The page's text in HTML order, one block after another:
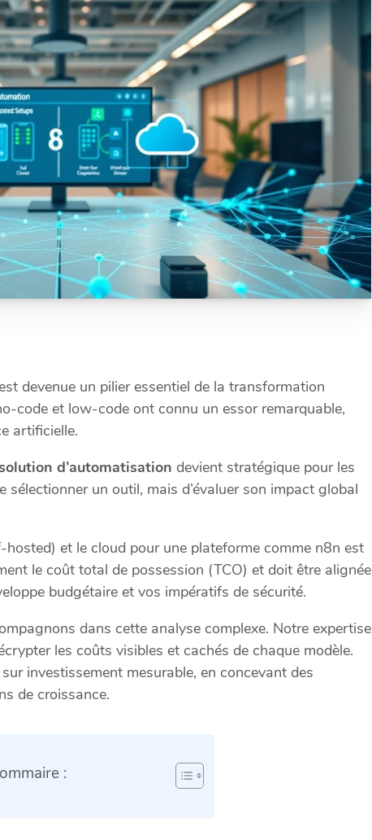
devenue un pilier essentiel de la transformation
code et low-code ont connu un essor remarquable,
artificielle.
d’automatisation devient stratégique pour les
sélectionner un outil, mais d’évaluer son impact global
et le cloud pour une plateforme comme n8n est
le coût total de possession (TCO) et doit être alignée
budgétaire et vos impératifs de sécurité.
dans cette analyse complexe. Notre expertise
les coûts visibles et cachés de chaque modèle.
investissement mesurable, en concevant des
de croissance.
: